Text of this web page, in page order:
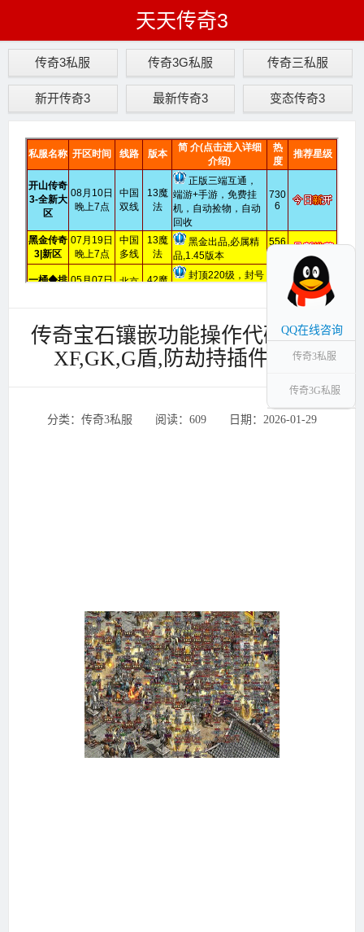
天天传奇3
传奇3私服 传奇3G私服 传奇三私服
新开传奇3 最新传奇3 变态传奇3
传奇宝石镶嵌功能操作代码-黑金
XF,GK,G盾,防劫持插件官网
分类：传奇3私服 ‌‍阅读：609 ‌‍日期：2026-01-29
QQ在线咨询
传奇3私服
传奇3G私服